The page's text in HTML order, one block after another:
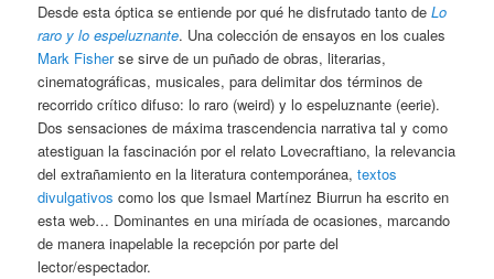
Desde esta óptica se entiende por qué he disfrutado tanto deLo
raro y lo espeluznante. Una colección de ensayos en los cuales
Mark Fisherse sirve de un puñado de obras, literarias,
cinematográficas, musicales, para delimitar dos términos de
recorrido crítico difuso: lo raro (weird) y lo espeluznante (eerie).
Dos sensaciones de máxima trascendencia narrativa tal y como
atestiguan la fascinación por el relato Lovecraftiano, la relevancia
del extrañamiento en la literatura contemporánea,textos
divulgativos como los que Ismael Martínez Biurrun ha escrito en
esta web… Dominantes en una miríada de ocasiones, marcando
de manera inapelable la recepción por parte del
lector/espectador.